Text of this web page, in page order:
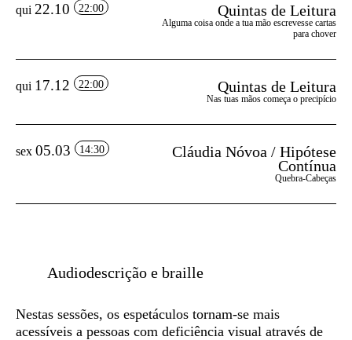
qui 22.10 22:00 Quintas de Leitura
Alguma coisa onde a tua mão escrevesse cartas
para chover
qui 17.12 22:00 Quintas de Leitura
Nas tuas mãos começa o precipício
sex 05.03 14:30
Cláudia Nóvoa / Hipótese
Contínua
Quebra-Cabeças
Audiodescrição e braille
Nestas sessões, os espetáculos tornam-se mais
acessíveis a pessoas com deficiência visual através de